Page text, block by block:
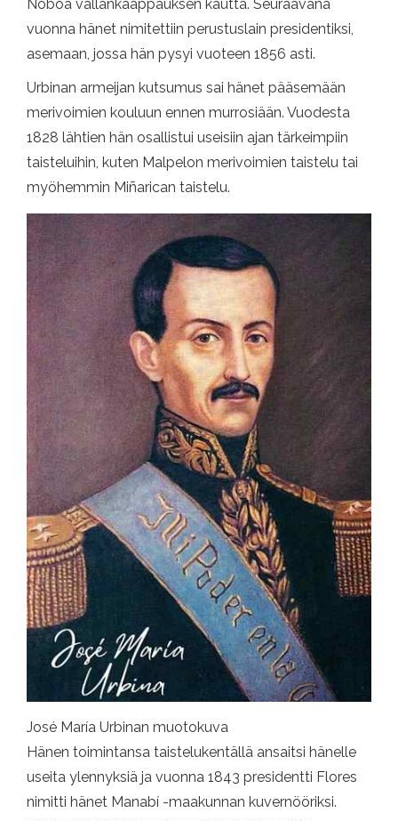
Noboa vallankaappauksen kautta. Seuraavana
vuonna hänet nimitettiin perustuslain presidentiksi,
asemaan, jossa hän pysyi vuoteen 1856 asti.
Urbinan armeijan kutsumus sai hänet pääsemään
merivoimien kouluun ennen murrosiään. Vuodesta
1828 lähtien hän osallistui useisiin ajan tärkeimpiin
taisteluihin, kuten Malpelon merivoimien taistelu tai
myöhemmin Miñarican taistelu.
José María Urbinan muotokuva
Hänen toimintansa taistelukentällä ansaitsi hänelle
useita ylennyksiä ja vuonna 1843 presidentti Flores
nimitti hänet Manabí -maakunnan kuvernööriksi.